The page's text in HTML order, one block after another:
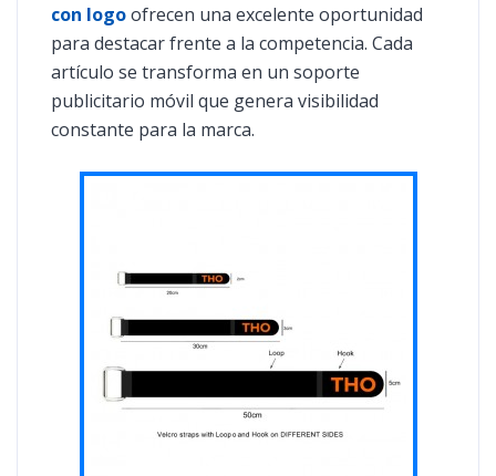
con logoofrecen una excelente oportunidad
para destacar frente a la competencia. Cada
artículo se transforma en un soporte
publicitario móvil que genera visibilidad
constante para la marca.